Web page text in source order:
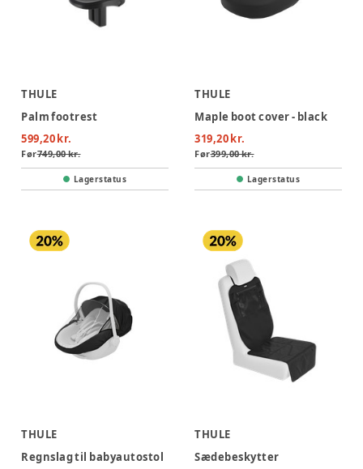
THULE
Palm footrest
599,20 kr.
Før749,00 kr.
Lagerstatus
THULE
Maple boot cover - black
319,20 kr.
Før399,00 kr.
Lagerstatus
THULE
Regnslag til babyautostol
THULE
Sædebeskytter